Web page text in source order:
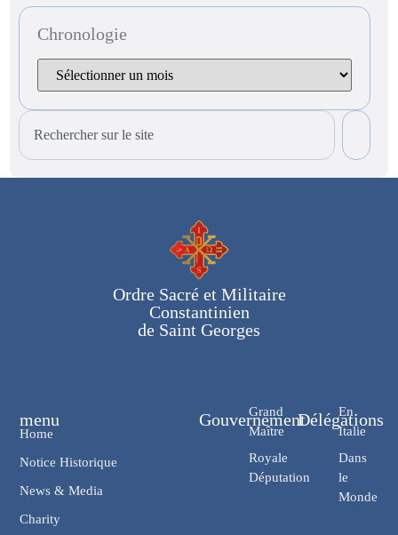
Chronologie
Ordre Sacré et Militaire
Constantinien
de Saint Georges
Gouvernement
Grand
Maître
Royale
Députation
Délégations
En
Italie
Dans
le
Monde
menu
Home
Notice Historique
News & Media
Charity